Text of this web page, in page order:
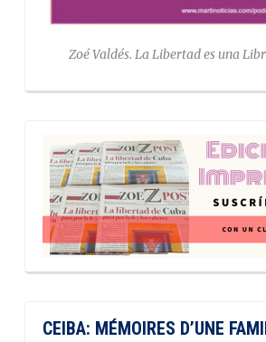
Zoé Valdés. La Libertad es una
CEIBA: MÉMOIRES D’UNE